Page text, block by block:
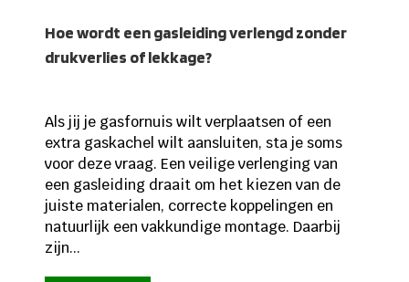
Hoe wordt een gasleiding verlengd zonder
drukverlies of lekkage?
Als jij je gasfornuis wilt verplaatsen of een
extra gaskachel wilt aansluiten, sta je soms
voor deze vraag. Een veilige verlenging van
een gasleiding draait om het kiezen van de
juiste materialen, correcte koppelingen en
natuurlijk een vakkundige montage. Daarbij
zijn...